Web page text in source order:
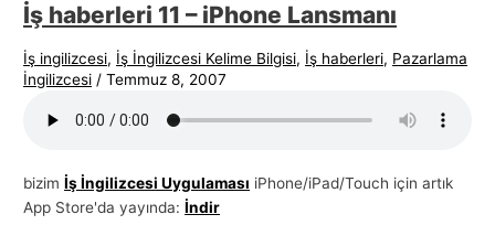
İş haberleri 11 – iPhone Lansmanı
İş ingilizcesi, İş İngilizcesi Kelime Bilgisi, İş haberleri, Pazarlama
İngilizcesi /Temmuz 8, 2007
bizimİş İngilizcesi Uygulaması iPhone/iPad/Touch için artık
App Store'da yayında:İndir
K
o